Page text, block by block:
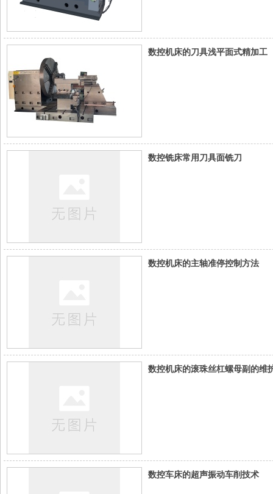
数控机床的刀具浅平面式精加工
数控铣床常用刀具面铣刀
数控机床的主轴准停控制方法
数控机床的滚珠丝杠螺母副的维
数控车床的超声振动车削技术